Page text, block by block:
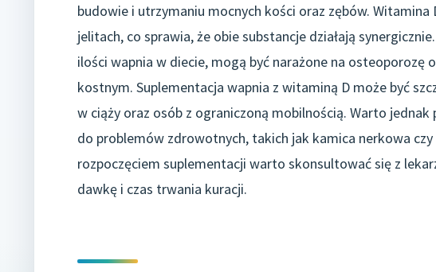
budowie i utrzymaniu mocnych kości oraz zębów.
jelitach, co sprawia, że obie substancje działają
ilości wapnia w diecie, mogą być narażone na osteoporozę
kostnym. Suplementacja wapnia z witaminą D może być
w ciąży oraz osób z ograniczoną mobilnością. Warto
do problemów zdrowotnych, takich jak kamica nerkowa
rozpoczęciem suplementacji warto skonsultować się z
dawkę i czas trwania kuracji.